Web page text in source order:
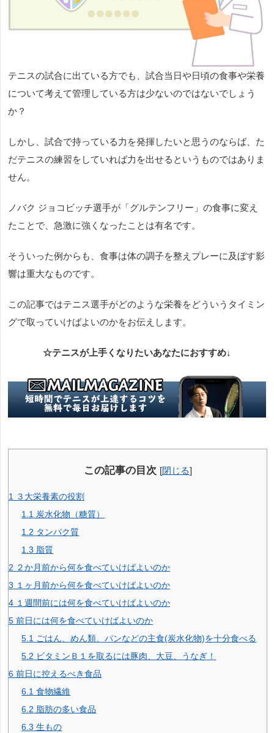
テニスの試合に出ている方でも、試合当日や日頃の食事や栄養
について考えて管理している方は少ないのではないでしょう
か？
しかし、試合で持っている力を発揮したいと思うのならば、た
だテニスの練習をしていれば力を出せるというものではありま
せん。
ノバク ジョコビッチ選手が「グルテンフリー」の食事に変え
たことで、急激に強くなったことは有名です。
そういった例からも、食事は体の調子を整えプレーに及ぼす影
響は重大なものです。
この記事ではテニス選手がどのような栄養をどういうタイミン
グで取っていけばよいのかをお伝えします。
☆テニスが上手くなりたいあなたにおすすめ↓
この記事の目次 [閉じる]
1 ３大栄養素の役割
1.1 炭水化物（糖質）
1.2 タンパク質
1.3 脂質
2 ２か月前から何を食べていけばよいのか
3 １ヶ月前から何を食べていけばよいのか
4 １週間前には何を食べていけばよいのか
5 前日には何を食べていけばよいのか
5.1 ごはん、めん類、パンなどの主食(炭水化物)を十分食べる
5.2 ビタミンＢ１を取るには豚肉、大豆、うなぎ！
6 前日に控えるべき食品
6.1 食物繊維
6.2 脂肪の多い食品
6.3 生もの